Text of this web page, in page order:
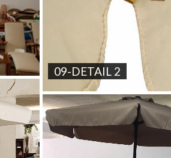
09-DETAIL 2